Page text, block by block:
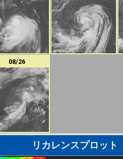
08/26
リカレンスプロット